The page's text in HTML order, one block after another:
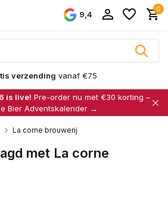
9,4
0
verzending vanaf €75
is live! Pre-order nu met €30 korting –
Bier Adventskalender →
La corne brouwerij
met La corne